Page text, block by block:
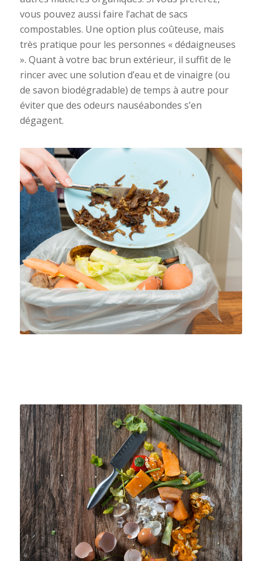
vous pouvez aussi faire l’achat de sacs
compostables. Une option plus coûteuse, mais
très pratique pour les personnes « dédaigneuses
». Quant à votre bac brun extérieur, il suffit de le
rincer avec une solution d’eau et de vinaigre (ou
de savon biodégradable) de temps à autre pour
éviter que des odeurs nauséabondes s’en
dégagent.